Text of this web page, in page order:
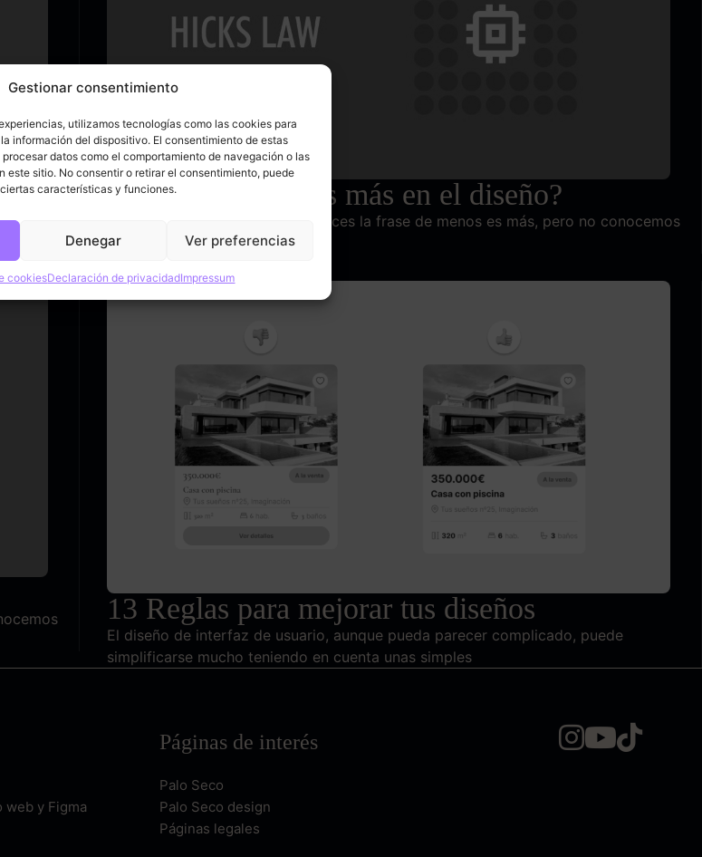
Gestionar consentimiento
utilizamos tecnologías como las cookies para
información del dispositivo. El consentimiento de estas
datos como el comportamiento de navegación o las
este sitio. No consentir o retirar el consentimiento, puede
características y funciones.
Denegar Ver preferencias
cookiesDeclaración de privacidadImpressum
¿Por qué menos es más en el diseño?
Todos hemos oído cientos de veces la frase de menos es más, pero no conocemos
una estudio científico
13 Reglas para mejorar tus diseños
El diseño de interfaz de usuario, aunque pueda parecer complicado, puede
simplificarse mucho teniendo en cuenta unas simples
web y Figma
Páginas de interés
Palo Seco
Palo Seco design
Páginas legales